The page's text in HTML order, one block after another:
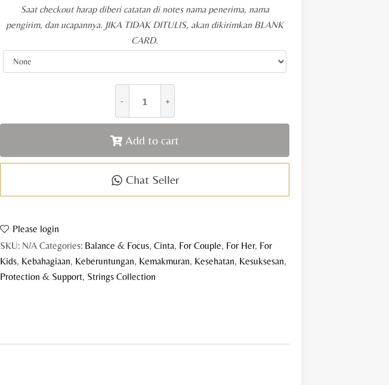
Saat checkout harap diberi catatan di notes nama penerima, nama
pengirim, dan ucapannya. JIKA TIDAK DITULIS, akan dikirimkan BLANK
CARD.
quantity
Add to cart
Chat Seller
Please login
SKU: N/A Categories: Balance & Focus,Cinta, For Couple, For Her, For
Kids, Kebahagiaan, Keberuntungan, Kemakmuran, Kesehatan, Kesuksesan,
Protection & Support, Strings Collection